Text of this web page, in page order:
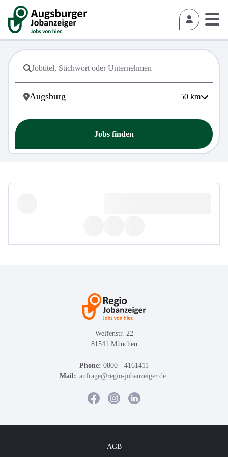
50 km
Jobs finden
Welfenstr. 22
81541 München
Phone: 0800 - 4161411
Mail: anfrage@regio-jobanzeiger.de
AGB